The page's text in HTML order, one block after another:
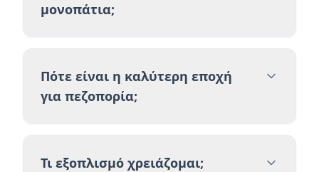
μονοπάτια;
Πότε είναι η καλύτερη εποχή
για πεζοπορία;
Τι εξοπλισμό χρειάζομαι;